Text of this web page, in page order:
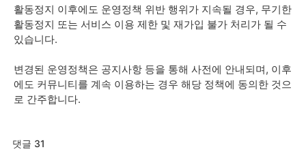
활동정지 이후에도 운영정책 위반 행위가 지속될 경우, 무기한
활동정지 또는 서비스 이용 제한 및 재가입 불가 처리가 될 수
있습니다.
변경된 운영정책은 공지사항 등을 통해 사전에 안내되며, 이후
에도 커뮤니티를 계속 이용하는 경우 해당 정책에 동의한 것으
로 간주합니다.
댓글 31